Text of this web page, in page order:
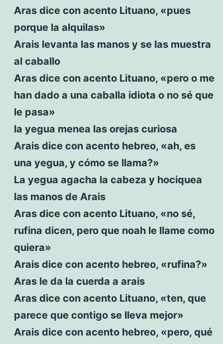
Aras dice con acento Lituano, «pues
porque la alquilas»
Arais levanta las manos y se las muestra
al caballo
Aras dice con acento Lituano, «pero o me
han dado a una caballa idiota o no sé que
le pasa»
la yegua menea las orejas curiosa
Arais dice con acento hebreo, «ah, es
una yegua, y cómo se llama?»
La yegua agacha la cabeza y hociquea
las manos de Arais
Aras dice con acento Lituano, «no sé,
rufina dicen, pero que noah le llame como
quiera»
Arais dice con acento hebreo, «rufina?»
Aras le da la cuerda a arais
Aras dice con acento Lituano, «ten, que
parece que contigo se lleva mejor»
Arais dice con acento hebreo, «pero, qué